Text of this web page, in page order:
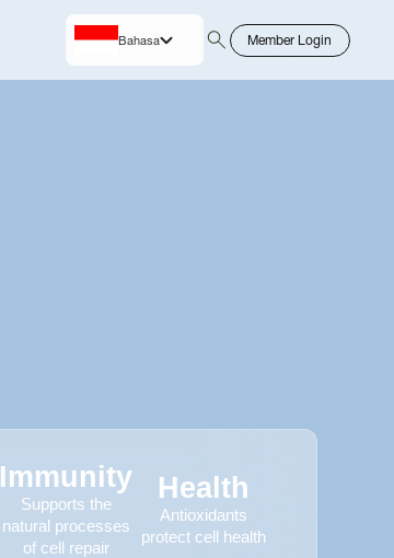
Immunity
Supports the
natural processes
of cell repair
Health
Antioxidants
protect cell health
Bahasa Member Login